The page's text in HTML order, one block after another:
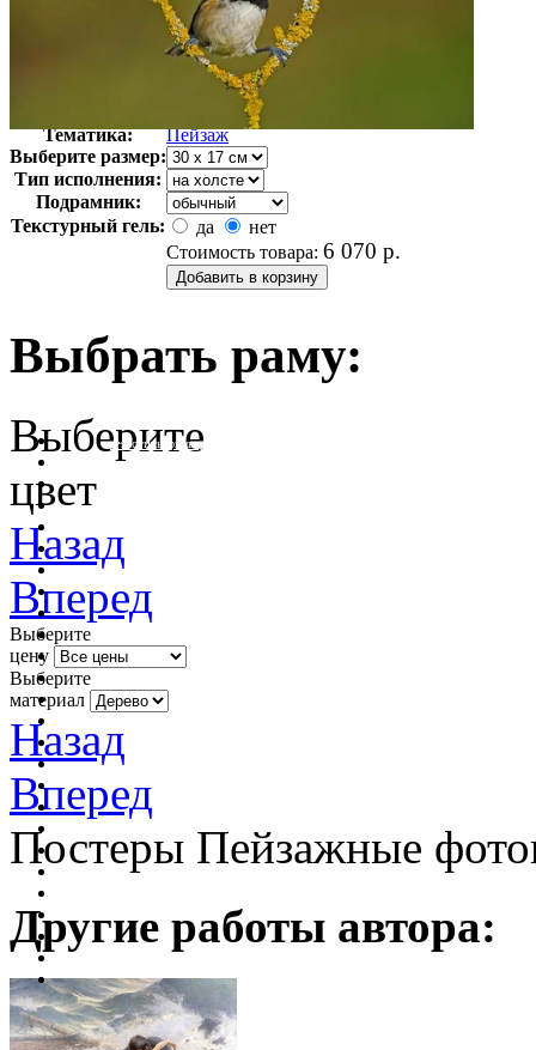
Неизвестно
Фотография
Тематика:
Пейзаж
Выберите размер:
Тип исполнения:
Подрамник:
Текстурный гель:
да
нет
Стоимость товара: 6 070 р.
Выбрать раму:
очистить фильтр цвета
Выберите
цвет
Назад
Вперед
Выберите
цену
Выберите
материал
Назад
Вперед
Постеры Пейзажные
Другие работы автора: